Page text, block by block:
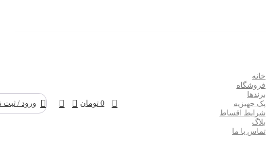
خانه
فروشگاه
برندها
پک جهیزیه
شرایط اقساط
بلاگ
تماس با ما
0
0 تومان ورود / ثبت